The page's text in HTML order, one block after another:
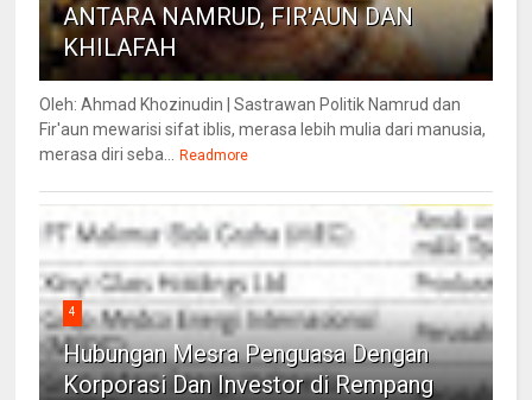
ANTARA NAMRUD, FIR'AUN DAN
KHILAFAH
Oleh: Ahmad Khozinudin | Sastrawan Politik Namrud dan
Fir'aun mewarisi sifat iblis, merasa lebih mulia dari manusia,
merasa diri seba...
Readmore
4
Hubungan Mesra Penguasa Dengan
Korporasi Dan Investor di Rempang